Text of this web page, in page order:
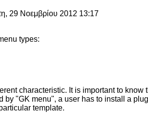
29 Νοεμβρίου 2012 13:17
types:
characteristic. It is important to know
by "GK menu", a user has to install a
template.